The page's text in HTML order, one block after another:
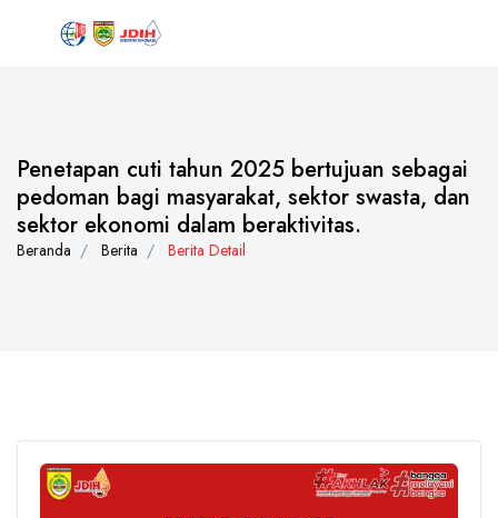
Penetapan cuti tahun 2025 bertujuan sebagai
pedoman bagi masyarakat, sektor swasta, dan
sektor ekonomi dalam beraktivitas.
Beranda Berita Berita Detail